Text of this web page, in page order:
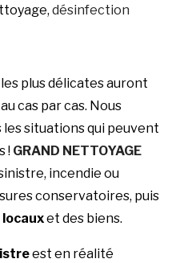
désinfection
plus délicates auront
cas par cas. Nous
situations qui peuvent
! GRAND NETTOYAGE
incendie ou
conservatoires, puis
et des biens.
est en réalité